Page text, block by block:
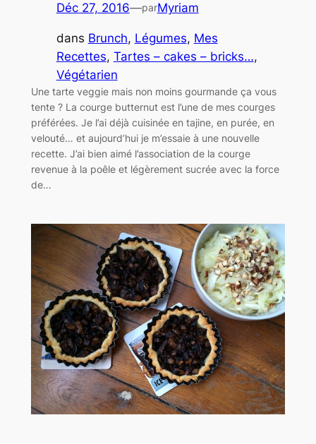
Déc 27, 2016—parMyriam
dans Brunch, Légumes, Mes
Recettes, Tartes – cakes – bricks…
Végétarien
Une tarte veggie mais non moins gourmande ça vous
tente ? La courge butternut est l’une de mes courges
préférées. Je l’ai déjà cuisinée en tajine, en purée, en
velouté… et aujourd’hui je m’essaie à une nouvelle
recette. J’ai bien aimé l’association de la courge
revenue à la poêle et légèrement sucrée avec la force
de…